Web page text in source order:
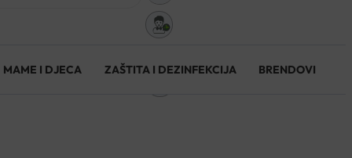
MAME I DJECA ZAŠTITA I DEZINFEKCIJA BRENDOVI